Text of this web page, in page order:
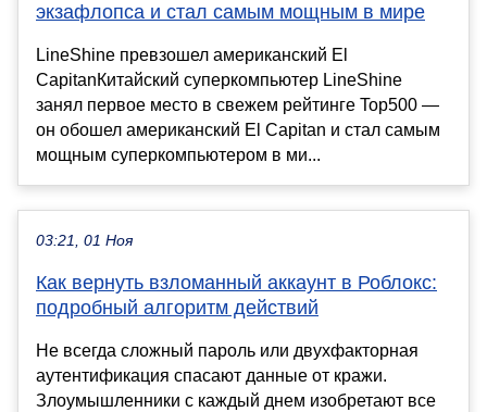
экзафлопса и стал самым мощным в мире
LineShine превзошел американский El
CapitanКитайский суперкомпьютер LineShine
занял первое место в свежем рейтинге Top500 —
он обошел американский El Capitan и стал самым
мощным суперкомпьютером в ми...
03:21, 01 Ноя
Как вернуть взломанный аккаунт в Роблокс:
подробный алгоритм действий
Не всегда сложный пароль или двухфакторная
аутентификация спасают данные от кражи.
Злоумышленники с каждый днем изобретают все